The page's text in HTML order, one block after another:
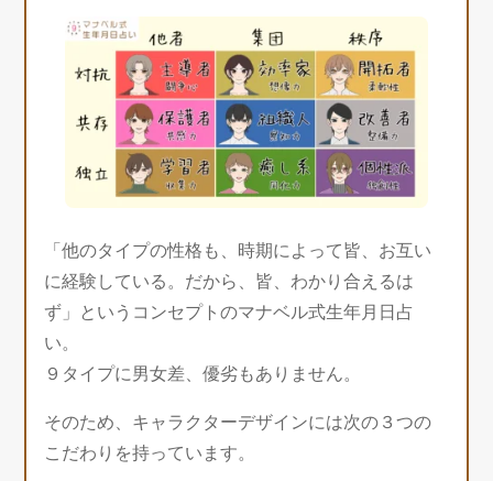
「他のタイプの性格も、時期によって皆、お互い
に経験している。だから、皆、わかり合えるは
ず」というコンセプトのマナベル式生年月日占
い。
９タイプに男女差、優劣もありません。
そのため、キャラクターデザインには次の３つの
こだわりを持っています。